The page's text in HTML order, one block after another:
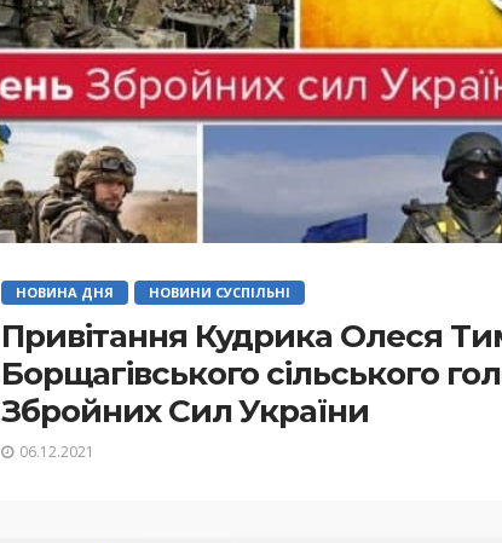
НОВИНА ДНЯ НОВИНИ СУСПІЛЬНІ
Привітання Кудрика Олеся
Борщагівського сільського
Збройних Сил України
06.12.2021